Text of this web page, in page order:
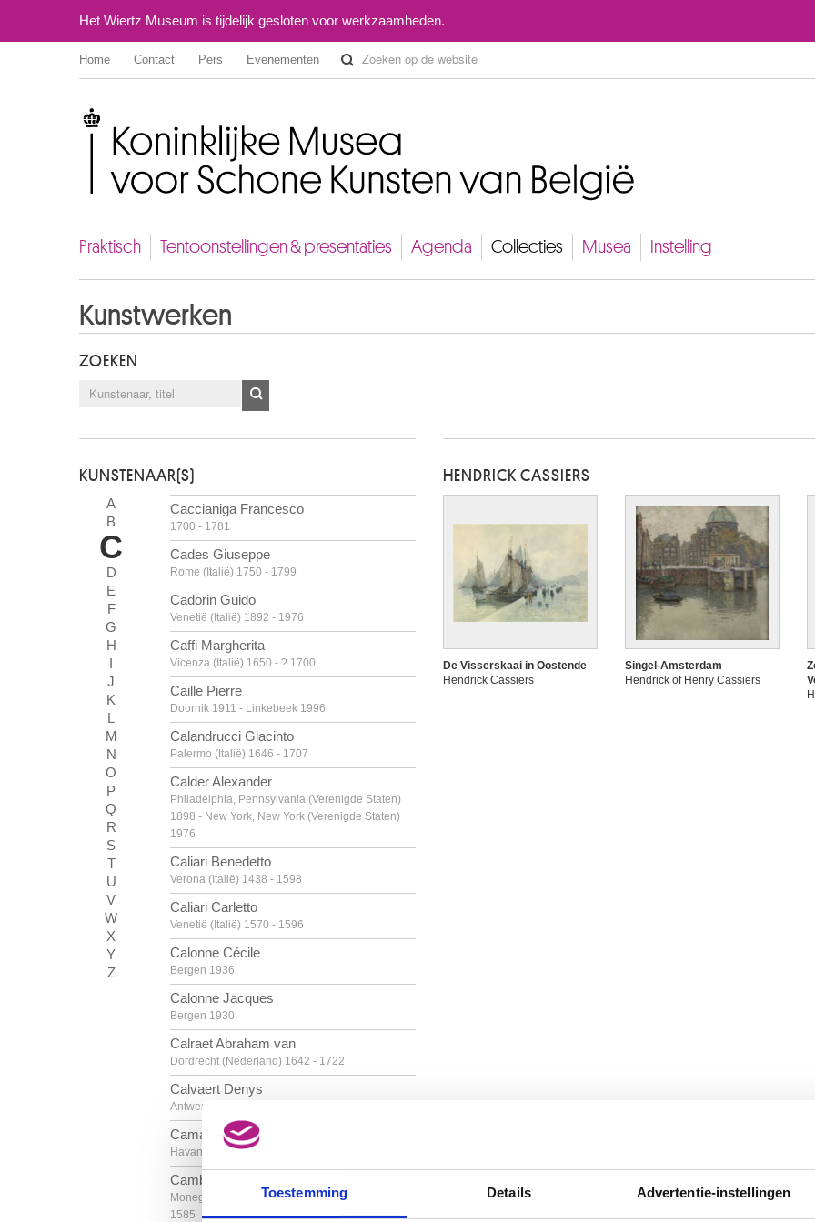
Toestemming Details Advertentie-instellingen
Het Wiertz Museum is tijdelijk gesloten voor werkzaamheden.
Home Contact Pers Evenementen
Praktisch Tentoonstellingen & presentaties Agenda Collecties Musea Instelling
Kunstwerken
ZOEKEN
KUNSTENAAR(S)
A
B
C
D
E
F
G
H
I
J
K
L
M
N
O
P
Q
R
S
T
U
V
W
X
Y
Z
Caccianiga Francesco
1700 - 1781
Cades Giuseppe
Rome (Italië) 1750 - 1799
Cadorin Guido
Venetië (Italië) 1892 - 1976
Caffi Margherita
Vicenza (Italië) 1650 - ? 1700
Caille Pierre
Doornik 1911 - Linkebeek 1996
Calandrucci Giacinto
Palermo (Italië) 1646 - 1707
Calder Alexander
Philadelphia, Pennsylvania (Verenigde Staten)
1898 - New York, New York (Verenigde Staten)
1976
Caliari Benedetto
Verona (Italië) 1438 - 1598
Caliari Carletto
Venetië (Italië) 1570 - 1596
Calonne Cécile
Bergen 1936
Calonne Jacques
Bergen 1930
Calraet Abraham van
Dordrecht (Nederland) 1642 - 1722
Calvaert Denys
Antwerpen ca. 1540 - Bologna (Italië) 1619
Camacho Jorge
Havana (Cuba) 1934
Cambiaso Luca
Moneglia / Genua (Italië) 1527 - Madrid (Spanje)
1585
HENDRICK CASSIERS
De Visserskaai in Oostende
Hendrick Cassiers
Singel-Amsterdam
Hendrick of Henry Cassiers